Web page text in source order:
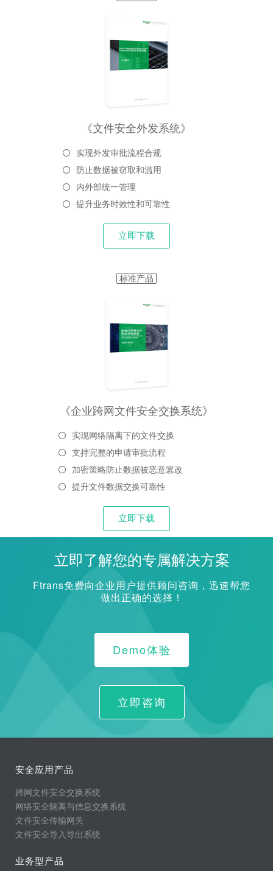
《文件安全外发系统》
实现外发审批流程合规
防止数据被窃取和滥用
内外部统一管理
提升业务时效性和可靠性
立即下载
标准产品
《企业跨网文件安全交换系统》
实现网络隔离下的文件交换
支持完整的申请审批流程
加密策略防止数据被恶意篡改
提升文件数据交换可靠性
立即下载
立即了解您的专属解决方案
Ftrans免费向企业用户提供顾问咨询，迅速帮您
做出正确的选择！
Demo体验
立即咨询
安全应用产品
跨网文件安全交换系统
网络安全隔离与信息交换系统
文件安全传输网关
文件安全导入导出系统
业务型产品